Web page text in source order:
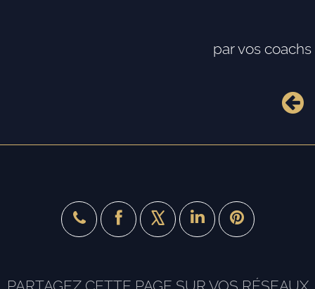
par vos coachs
X